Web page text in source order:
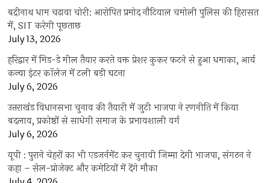
बद्रीनाथ धाम चढ़ावा चोरी: आरोपित प्रमोद नौटियाल चमोली पुलिस की हिरासत
में, SIT करेगी पूछताछ
July 13, 2026
हरिद्वार में मिड-डे मील तैयार करते वक्त प्रेशर कुकर फटने से हुआ धमाका, आर्य
कन्या इंटर कॉलेज में टली बड़ी घटना
July 6, 2026
उत्तराखंंड विधानसभा चुनाव की तैयारी में जुटी भाजपा ने रणनीति में किया
बदलाव, प्रकोष्ठों से साधेगी समाज के प्रभावशाली वर्ग
July 6, 2026
यूपी : पुराने चेहरों का भी एडजर्नमेंट कर चुनावी जिम्मा देगी भाजपा, संगठन ने
कहा – सेल-प्रोजेक्ट और कमेटियों में देंगे मौका